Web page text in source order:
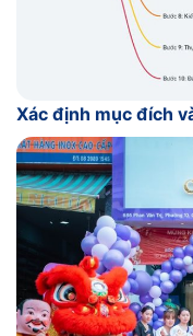
Xác định mục đích